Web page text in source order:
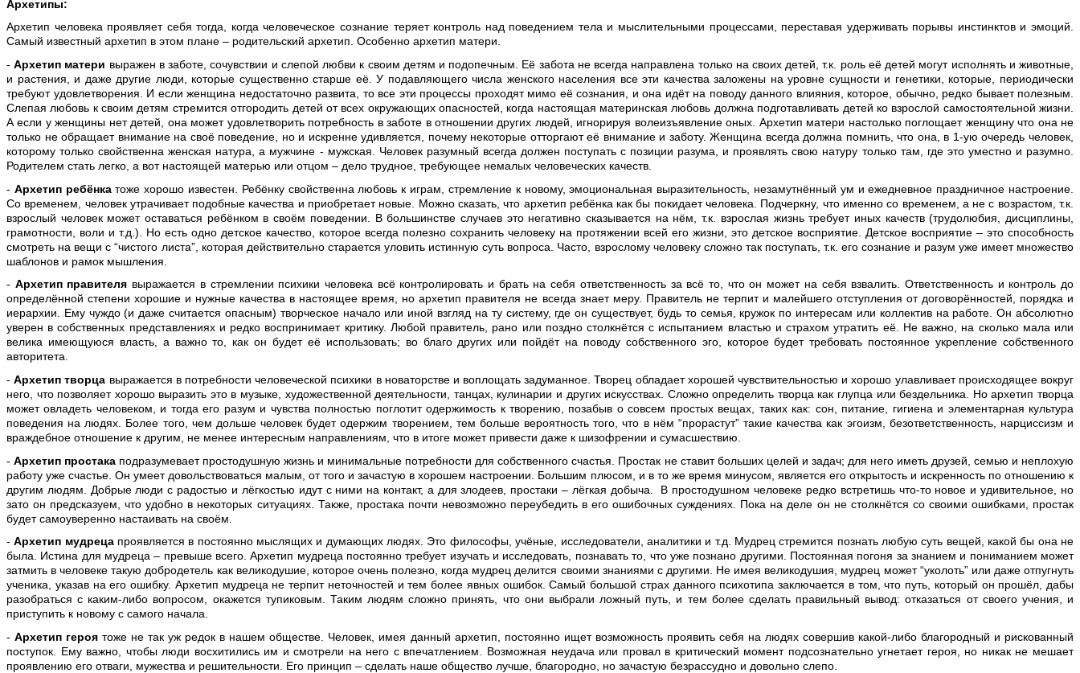
Архетипы:
Архетип человека проявляет себя тогда, когда человеческое сознание теряет контроль над поведением тела и мыслительными процессами, переставая удерживать порывы инстинктов и эмоций.
Самый известный архетип в этом плане – родительский архетип. Особенно архетип матери.
-Архетип матери выражен в заботе, сочувствии и слепой любви к своим детям и подопечным. Её забота не всегда направлена только на своих детей, т.к. роль её детей могут исполнять и животные,
и растения, и даже другие люди, которые существенно старше её. У подавляющего числа женского населения все эти качества заложены на уровне сущности и генетики, которые, периодически
требуют удовлетворения. И если женщина недостаточно развита, то все эти процессы проходят мимо её сознания, и она идёт на поводу данного влияния, которое, обычно, редко бывает полезным.
Слепая любовь к своим детям стремится отгородить детей от всех окружающих опасностей, когда настоящая материнская любовь должна подготавливать детей ко взрослой самостоятельной жизни.
А если у женщины нет детей, она может удовлетворить потребность в заботе в отношении других людей, игнорируя волеизъявление оных. Архетип матери настолько поглощает женщину что она не
только не обращает внимание на своё поведение, но и искренне удивляется, почему некоторые отторгают её внимание и заботу. Женщина всегда должна помнить, что она, в 1-ую очередь человек,
которому только свойственна женская натура, а мужчине - мужская. Человек разумный всегда должен поступать с позиции разума, и проявлять свою натуру только там, где это уместно и разумно.
Родителем стать легко, а вот настоящей матерью или отцом – дело трудное, требующее немалых человеческих качеств.
- Архетип ребёнкатоже хорошо известен. Ребёнку свойственна любовь к играм, стремление к новому, эмоциональная выразительность, незамутнённый ум и ежедневное праздничное настроение.
Со временем, человек утрачивает подобные качества и приобретает новые. Можно сказать, что архетип ребёнка как бы покидает человека. Подчеркну, что именно со временем, а не с возрастом, т.к.
взрослый человек может оставаться ребёнком в своём поведении. В большинстве случаев это негативно сказывается на нём, т.к. взрослая жизнь требует иных качеств (трудолюбия, дисциплины,
грамотности, воли и т.д.). Но есть одно детское качество, которое всегда полезно сохранить человеку на протяжении всей его жизни, это детское восприятие. Детское восприятие – это способность
смотреть на вещи с “чистого листа”, которая действительно старается уловить истинную суть вопроса. Часто, взрослому человеку сложно так поступать, т.к. его сознание и разум уже имеет множество
шаблонов и рамок мышления.
- Архетип правителя выражается в стремлении психики человека всё контролировать и брать на себя ответственность за всё то, что он может на себя взвалить. Ответственность и контроль до
определённой степени хорошие и нужные качества в настоящее время, но архетип правителя не всегда знает меру. Правитель не терпит и малейшего отступления от договорённостей, порядка и
иерархии. Ему чуждо (и даже считается опасным) творческое начало или иной взгляд на ту систему, где он существует, будь то семья, кружок по интересам или коллектив на работе. Он абсолютно
уверен в собственных представлениях и редко воспринимает критику. Любой правитель, рано или поздно столкнётся с испытанием властью и страхом утратить её. Не важно, на сколько мала или
велика имеющуюся власть, а важно то, как он будет её использовать; во благо других или пойдёт на поводу собственного эго, которое будет требовать постоянное укрепление собственного
авторитета.
-Архетип творца выражается в потребности человеческой психики в новаторстве и воплощать задуманное. Творец обладает хорошей чувствительностью и хорошо улавливает происходящее вокруг
него, что позволяет хорошо выразить это в музыке, художественной деятельности, танцах, кулинарии и других искусствах. Сложно определить творца как глупца или бездельника. Но архетип творца
может овладеть человеком, и тогда его разум и чувства полностью поглотит одержимость к творению, позабыв о совсем простых вещах, таких как: сон, питание, гигиена и элементарная культура
поведения на людях. Более того, чем дольше человек будет одержим творением, тем больше вероятность того, что в нём “прорастут” такие качества как эгоизм, безответственность, нарциссизм и
враждебное отношение к другим, не менее интересным направлениям, что в итоге может привести даже к шизофрении и сумасшествию.
-Архетип простака подразумевает простодушную жизнь и минимальные потребности для собственного счастья. Простак не ставит больших целей и задач; для него иметь друзей, семью и неплохую
работу уже счастье. Он умеет довольствоваться малым, от того и зачастую в хорошем настроении. Большим плюсом, и в то же время минусом, является его открытость и искренность по отношению к
другим людям. Добрые люди с радостью и лёгкостью идут с ними на контакт, а для злодеев, простаки – лёгкая добыча. В простодушном человеке редко встретишь что-то новое и удивительное, но
зато он предсказуем, что удобно в некоторых ситуациях. Также, простака почти невозможно переубедить в его ошибочных суждениях. Пока на деле он не столкнётся со своими ошибками, простак
будет самоуверенно настаивать на своём.
-Архетип мудреца проявляется в постоянно мыслящих и думающих людях. Это философы, учёные, исследователи, аналитики и т.д. Мудрец стремится познать любую суть вещей, какой бы она не
была. Истина для мудреца – превыше всего. Архетип мудреца постоянно требует изучать и исследовать, познавать то, что уже познано другими. Постоянная погоня за знанием и пониманием может
затмить в человеке такую добродетель как великодушие, которое очень полезно, когда мудрец делится своими знаниями с другими. Не имея великодушия, мудрец может “уколоть” или даже отпугнуть
ученика, указав на его ошибку. Архетип мудреца не терпит неточностей и тем более явных ошибок. Самый большой страх данного психотипа заключается в том, что путь, который он прошёл, дабы
разобраться с каким-либо вопросом, окажется тупиковым. Таким людям сложно принять, что они выбрали ложный путь, и тем более сделать правильный вывод: отказаться от своего учения, и
приступить к новому с самого начала.
-Архетип героя тоже не так уж редок в нашем обществе. Человек, имея данный архетип, постоянно ищет возможность проявить себя на людях совершив какой-либо благородный и рискованный
поступок. Ему важно, чтобы люди восхитились им и смотрели на него с впечатлением. Возможная неудача или провал в критический момент подсознательно угнетает героя, но никак не мешает
проявлению его отваги, мужества и решительности. Его принцип – сделать наше общество лучше, благородно, но зачастую безрассудно и довольно слепо.